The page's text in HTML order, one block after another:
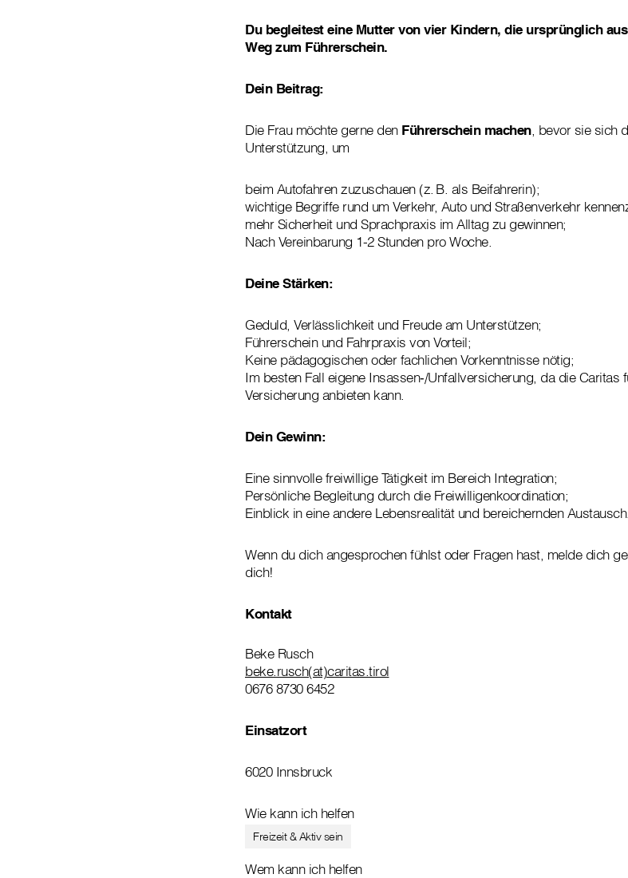
Du begleitest eine Mutter von vier Kindern, die ursprünglich
Weg zum Führerschein.
Dein Beitrag:
Die Frau möchte gerne den Führerschein machen, bevor sie sich
Unterstützung, um
beim Autofahren zuzuschauen (z. B. als Beifahrerin);
wichtige Begriffe rund um Verkehr, Auto und Straßenverkehr
mehr Sicherheit und Sprachpraxis im Alltag zu gewinnen;
Nach Vereinbarung 1-2 Stunden pro Woche.
Deine Stärken:
Geduld, Verlässlichkeit und Freude am Unterstützen;
Führerschein und Fahrpraxis von Vorteil;
Keine pädagogischen oder fachlichen Vorkenntnisse nötig;
Im besten Fall eigene Insassen‑/Unfallversicherung, da die Caritas
Versicherung anbieten kann.
Dein Gewinn:
Eine sinnvolle freiwillige Tätigkeit im Bereich Integration;
Persönliche Begleitung durch die Freiwilligenkoordination;
Einblick in eine andere Lebensrealität und bereichernden Austausch.
Wenn du dich angesprochen fühlst oder Fragen hast, melde dich
dich!
Kontakt
Beke Rusch
beke.rusch(at)caritas.tirol
0676 8730 6452
Einsatzort
6020 Innsbruck
Wie kann ich helfen
Freizeit & Aktiv sein
Wem kann ich helfen